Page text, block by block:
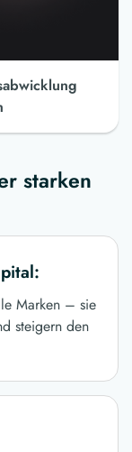
starken
Marken – sie
steigern den